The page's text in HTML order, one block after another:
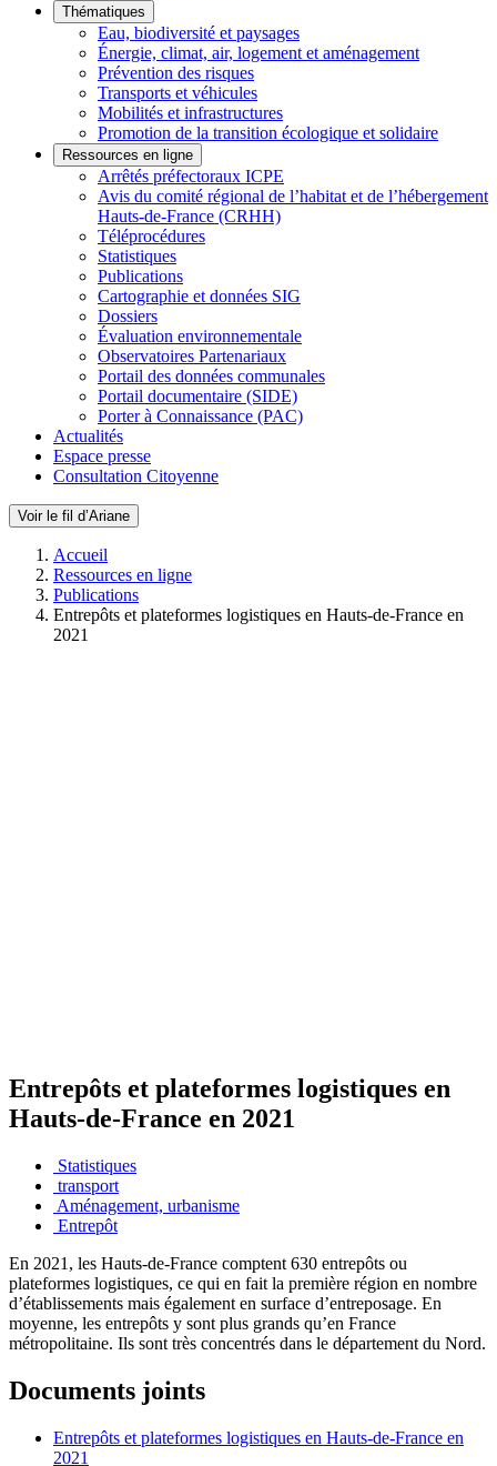
Thématiques
Eau, biodiversité et paysages
Énergie, climat, air, logement et aménagement
Prévention des risques
Transports et véhicules
Mobilités et infrastructures
Promotion de la transition écologique et solidaire
Ressources en ligne
Arrêtés préfectoraux ICPE
Avis du comité régional de l’habitat et de l’hébergement
Hauts-de-France (CRHH)
Téléprocédures
Statistiques
Publications
Cartographie et données SIG
Dossiers
Évaluation environnementale
Observatoires Partenariaux
Portail des données communales
Portail documentaire (SIDE)
Porter à Connaissance (PAC)
Actualités
Espace presse
Consultation Citoyenne
Voir le fil d’Ariane
Accueil
Ressources en ligne
Publications
Entrepôts et plateformes logistiques en Hauts-de-France en
2021
Entrepôts et plateformes logistiques en
Hauts-de-France en 2021
Statistiques
transport
Aménagement, urbanisme
Entrepôt
En 2021, les Hauts-de-France comptent 630 entrepôts ou
plateformes logistiques, ce qui en fait la première région en nombre
d’établissements mais également en surface d’entreposage. En
moyenne, les entrepôts y sont plus grands qu’en France
métropolitaine. Ils sont très concentrés dans le département du Nord.
Documents joints
Entrepôts et plateformes logistiques en Hauts-de-France en
2021